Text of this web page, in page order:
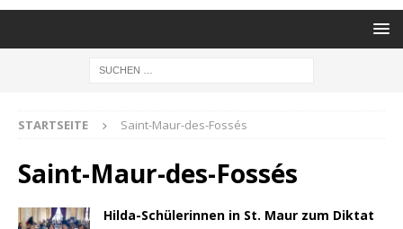
STARTSEITE Saint-Maur-des-Fossés
Saint-Maur-des-Fossés
Hilda-Schülerinnen in St. Maur zum Diktat